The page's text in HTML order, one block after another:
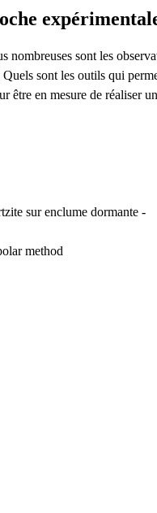
nombreuses sont les
sont les outils qui
en mesure de réaliser
sur enclume dormante -
method